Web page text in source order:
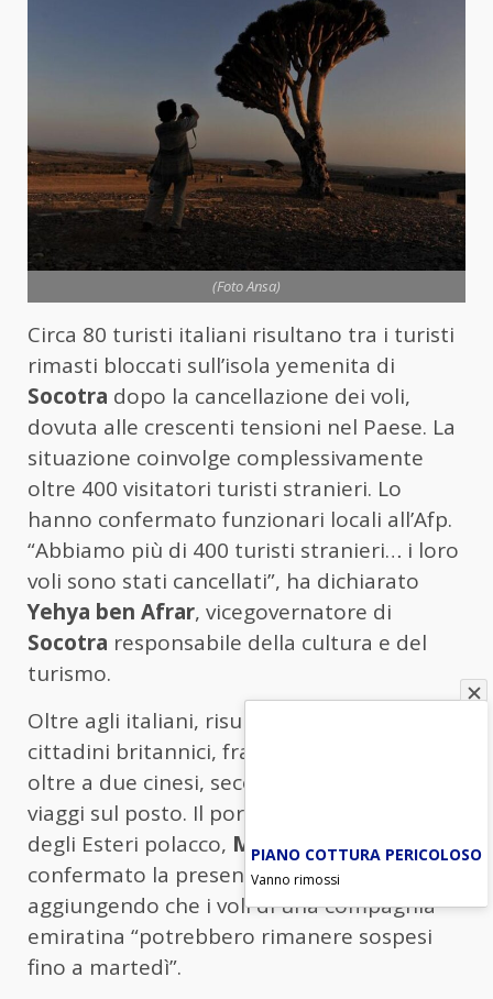
(Foto Ansa)
Circa 80 turisti italiani risultano tra i turisti
rimasti bloccati sull’isola yemenita di
Socotra dopo la cancellazione dei voli,
dovuta alle crescenti tensioni nel Paese. La
situazione coinvolge complessivamente
oltre 400 visitatori turisti stranieri. Lo
hanno confermato funzionari locali all’Afp.
“Abbiamo più di 400 turisti stranieri… i loro
voli sono stati cancellati”, ha dichiarato
Yehya ben Afrar, vicegovernatore di
Socotra responsabile della cultura e del
turismo.
Oltre agli italiani, risultano bloccati anche
cittadini britannici, francesi e americani,
oltre a due cinesi, secondo un agente di
viaggi sul posto. Il portavoce del ministero
degli Esteri polacco, Maciej Wewior , ha
confermato la presenza di connazionali,
aggiungendo che i voli di una compagnia
emiratina “potrebbero rimanere sospesi
fino a martedì”.
PIANO COTTURA PERICOLOSO
Vanno rimossi